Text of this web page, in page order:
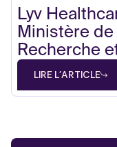
Lyv
Ministère
Recherche
LIRE L'ARTICLE